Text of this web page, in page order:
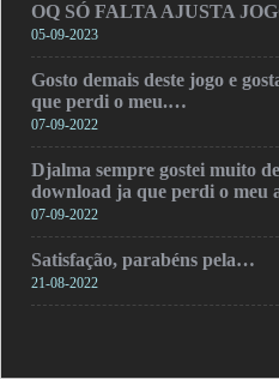
OQ SÓ FALTA AJUSTA
05-09-2023
Gosto demais deste jogo e
que perdi o meu.…
07-09-2022
Djalma sempre gostei muito
download ja que perdi o
07-09-2022
Satisfação, parabéns pela…
21-08-2022